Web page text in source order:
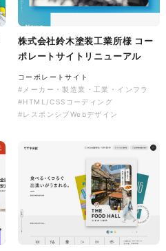
株式会社鈴木塗装工業所様 コー
ポレートサイトリニューアル
コーポレートサイト
#メーカー・製造業・工業・インフラ
#HTML/CSSコーディング
#レスポンシブWebデザイン